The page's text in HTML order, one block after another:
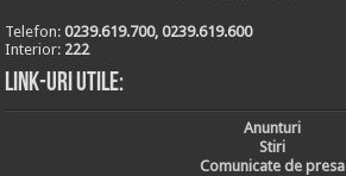
Telefon:0239.619.700, 0239.619.600
Interior: 222
Link-uri utile:
Anunturi
Stiri
Comunicate de presa